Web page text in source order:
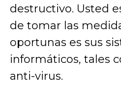
destructivo. Usted
de tomar las
oportunas es sus
informáticos, tales
anti-virus.